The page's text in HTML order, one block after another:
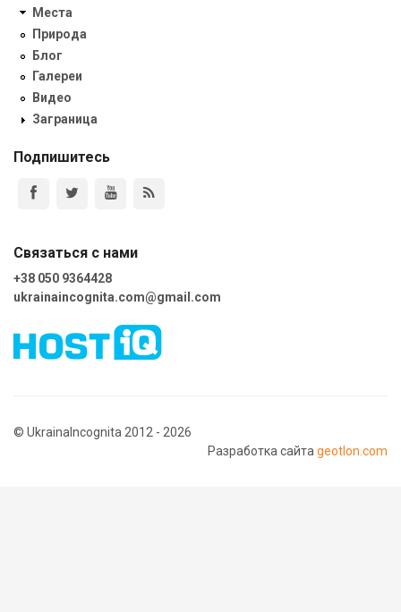
Места
Природа
Блог
Галереи
Видео
Заграница
Подпишитесь
Связаться с нами
+38 050 9364428
ukrainaincognita.com@gmail.com
© UkrainaIncognita 2012 - 2026
Разработка сайтаgeotlon.com